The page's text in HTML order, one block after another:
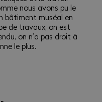
nous avons pu le
bâtiment muséal en
de travaux, on est
on n’a pas droit à
le plus.